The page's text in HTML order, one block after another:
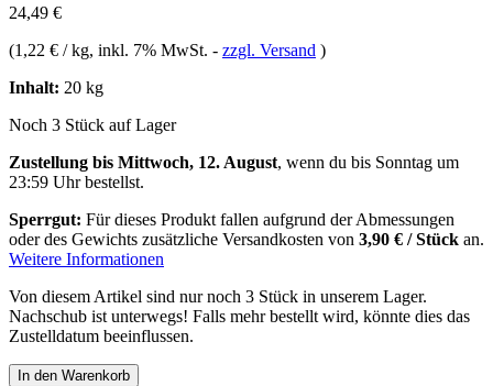
24,49 €
(1,22 € / kg, inkl. 7% MwSt. - zzgl. Versand )
Inhalt: 20 kg
Noch 3 Stück auf Lager
Zustellung bis Mittwoch, 12. August, wenn du bis Sonntag um
23:59 Uhrbestellst.
Sperrgut: Für dieses Produkt fallen aufgrund der Abmessungen
oder des Gewichts zusätzliche Versandkosten von 3,90 € / Stück an.
Weitere Informationen
Von diesem Artikel sind nur noch 3 Stück in unserem Lager.
Nachschub ist unterwegs! Falls mehr bestellt wird, könnte dies das
Zustelldatum beeinflussen.
In den Warenkorb